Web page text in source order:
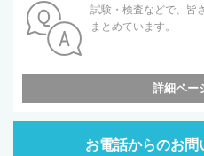
試験・検査などで、皆
まとめています。
詳細ペー
お電話からのお